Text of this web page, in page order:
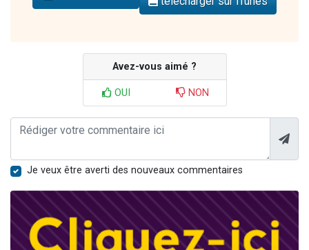
Avez-vous aimé ?
OUI NON
Je veux être averti des nouveaux commentaires